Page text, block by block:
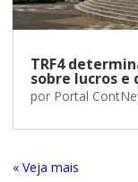
TRF4
sobre lucros e
por Portal
« Entradas Antigas